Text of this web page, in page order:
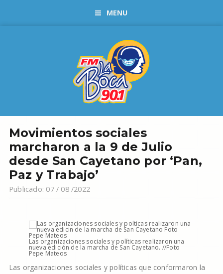
MENU
Movimientos sociales
marcharon a la 9 de Julio
desde San Cayetano por ‘Pan,
Paz y Trabajo’
Publicado: 07 / 08 /2022
Las organizaciones sociales y políticas realizaron una
nueva edición de la marcha de San Cayetano. //Foto
Pepe Mateos
Las organizaciones sociales y políticas que conformaron la